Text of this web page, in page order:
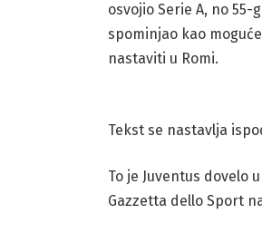
osvojio Serie A, no
spominjao kao
nastaviti u Romi.
Tekst se nastavlja
To je Juventus dovelo
Gazzetta dello Sport